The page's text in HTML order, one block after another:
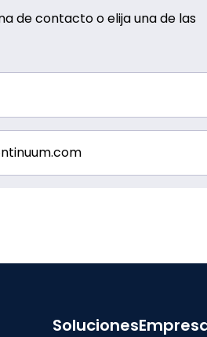
de contacto o elija una de las
Soluciones